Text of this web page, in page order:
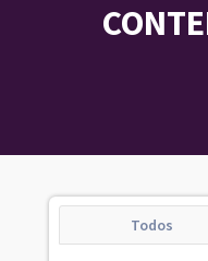
Todos